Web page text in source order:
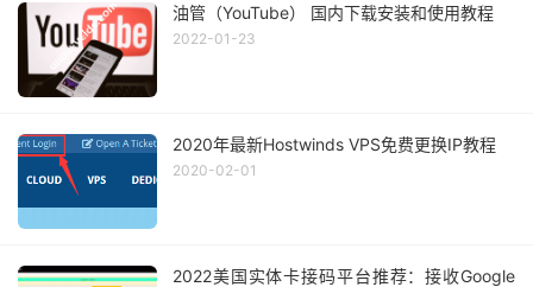
油管（YouTube） 国内下载安装和使用教程
2022-01-23
2020年最新Hostwinds VPS免费更换IP教程
2020-02-01
2022美国实体卡接码平台推荐：接收Google